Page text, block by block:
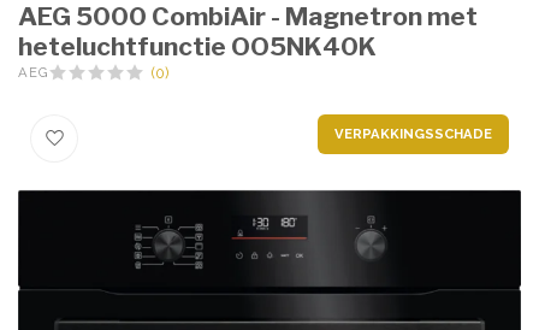
AEG 5000 CombiAir - Magnetron met
heteluchtfunctie OO5NK40K
AEG (0)
VERPAKKINGSSCHADE